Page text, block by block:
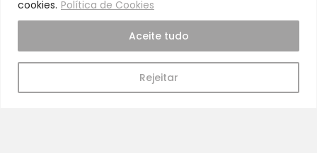
cookies. Política de Cookies
Rejeitar
Aceite tudo
Aleitamento e amamentação
Higiene
Dormir e descanso